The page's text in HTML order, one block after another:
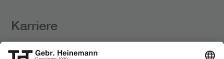
Karriere
Kunden zu begeistern ist unsere Leidenschaft. Deine